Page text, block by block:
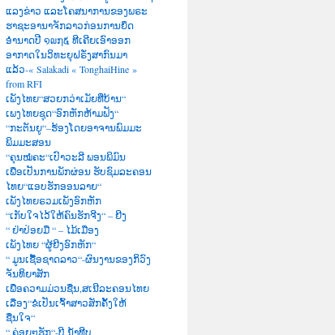
ແລງຂ່າວ ແລະໂຄສນາການຂອງພຣະ
ຮາຊະອານາຈັກລາວກ່ອນການຍຶດ
ອຳນາດປີ ໑໙໗໕ ທີເຄີຍເອົາອອກ
ອາກາດໃນວິທະຍຸຝຣັ່ງສາກົນມາ
ແລ້ວ-« Salakadi « TonghaiHine »
from RFI
ເພັງໄທຍ“ສວຍກວ່າເມັຍທີ່ບ້ານ“
ເພງໄທຍຊຸດ“ອົກຫັກຫ້າມຟັງ“
“ກະຕັນຍູ“–ຮ້ອງໂດຍອາຈານພົມມະ
ພິມມະສອນ
“ຄຸນໝໍຄະ“ເປົາວະລີ ພອນພິມົນ
ເພື່ອເປັນການພັກຜ່ອນ ຮັບຊົມລະຄອນ
ໄທຍ“ແອບຮັກອອນລາຍ“
ເພັງໄທຍຣວມເພັງອົກຫັກ
“ເກັບໃຈໄວ້ໃຫ້ຄົນຮັກຈີງ“ – ຍີງ
“ ຢ່າປ່ອຍມື “ – ໄມ້ເມືອງ
ເພັງໄທຍ “ຜູ້ຍີງອົກຫັກ“
“ ມູນເຊື້ອຊາດລາວ“-ຜົນງານຂອງກິວົງ
ຈັນທິຍາສັກ
ເພື່ອຄວາມມ່ວນຊື່ນ,ສເນີລະຄອນໄທຍ
ເລື່ອງ“ຂໍເປັນເຈົ້າສາວສັກຄັ້ງໃຫ້
ຊື່ນໃຈ“
“ ຄ່ອຍໆຮັກ“-ບີ ນໍ້າທີບ